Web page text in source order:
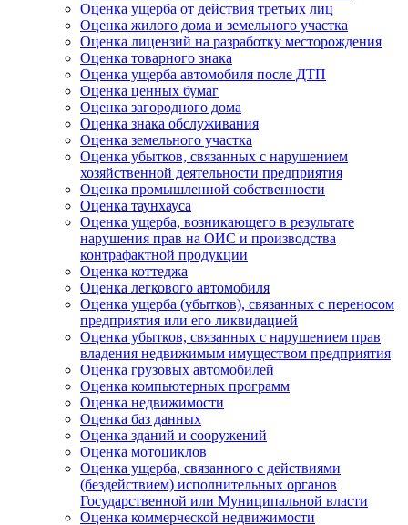
Оценка ущерба от действия третьих лиц
Оценка жилого дома и земельного участка
Оценка лицензий на разработку месторождения
Оценка товарного знака
Оценка ущерба автомобиля после ДТП
Оценка ценных бумаг
Оценка загородного дома
Оценка знака обслуживания
Оценка земельного участка
Оценка убытков, связанных с нарушением
хозяйственной деятельности предприятия
Оценка промышленной собственности
Оценка таунхауса
Оценка ущерба, возникающего в результате
нарушения прав на ОИС и производства
контрафактной продукции
Оценка коттеджа
Оценка легкового автомобиля
Оценка ущерба (убытков), связанных с переносом
предприятия или его ликвидацией
Оценка убытков, связанных с нарушением прав
владения недвижимым имуществом предприятия
Оценка грузовых автомобилей
Оценка компьютерных программ
Оценка недвижимости
Оценка баз данных
Оценка зданий и сооружений
Оценка мотоциклов
Оценка ущерба, связанного с действиями
(бездействием) исполнительных органов
Государственной или Муниципальной власти
Оценка коммерческой недвижимости